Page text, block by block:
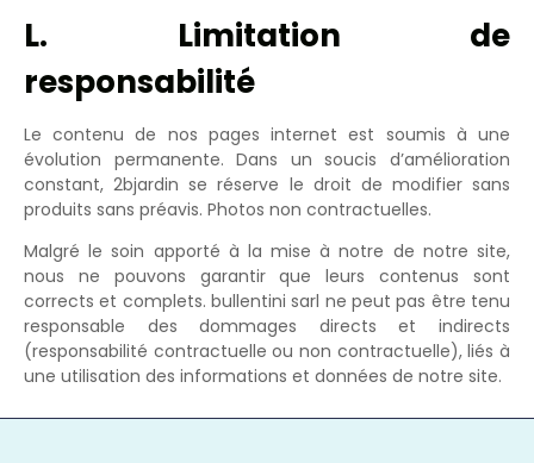
L. Limitation de
responsabilité
Le contenu de nos pages internet est soumis à une
évolution permanente. Dans un soucis d’amélioration
constant, 2bjardin se réserve le droit de modifier sans
produits sans préavis. Photos non contractuelles.
Malgré le soin apporté à la mise à notre de notre site,
nous ne pouvons garantir que leurs contenus sont
corrects et complets. bullentini sarl ne peut pas être tenu
responsable des dommages directs et indirects
(responsabilité contractuelle ou non contractuelle), liés à
une utilisation des informations et données de notre site.